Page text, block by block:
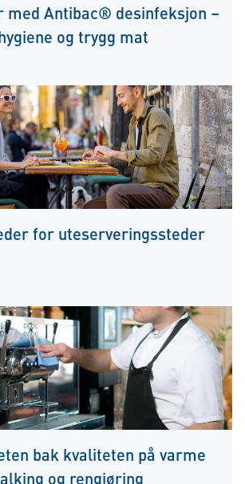
med Antibac® desinfeksjon –
og trygg mat
for uteserveringssteder
bak kvaliteten på varme
og rengjøring